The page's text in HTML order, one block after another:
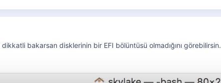
dikkatli bakarsan disklerinin bir EFI bölüntüsü olmadığını